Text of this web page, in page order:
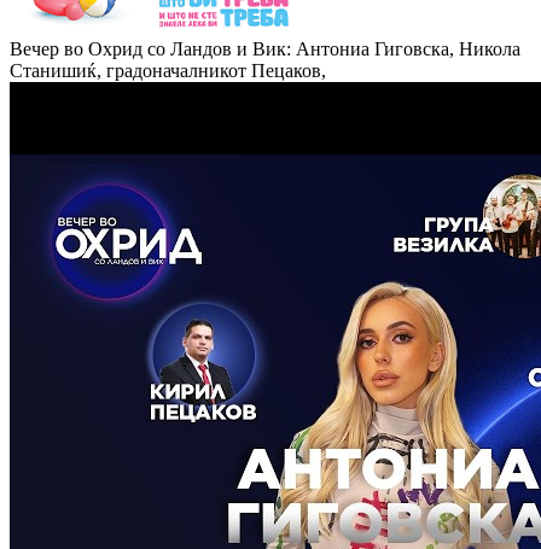
Вечер во Охрид со Ландов и Вик: Антониа Гиговска, Никола
Станишиќ, градоначалникот Пецаков,